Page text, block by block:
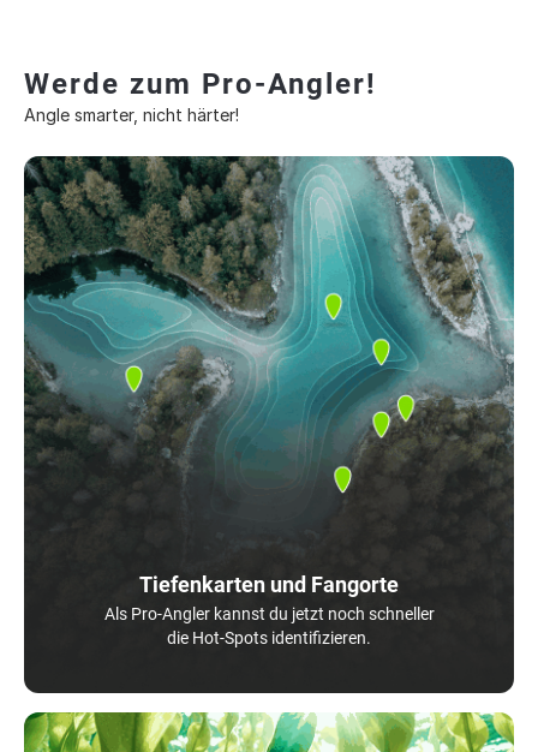
Werde zum Pro-Angler!
Angle smarter, nicht härter!
Tiefenkarten und Fangorte
Als Pro-Angler kannst du jetzt noch schneller
die Hot-Spots identifizieren.